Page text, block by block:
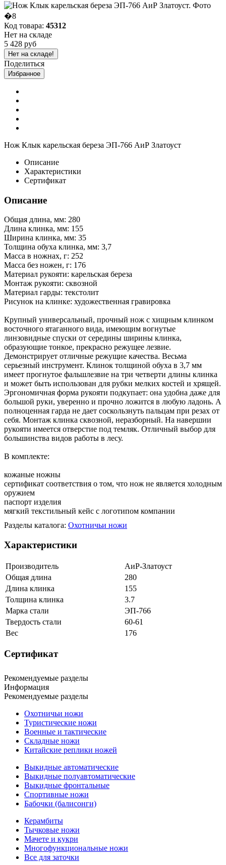
Код товара: 45312
Нет на складе
5 428 руб
Нет на складе!
Поделиться
Избранное
Нож Клык карельская береза ЭП-766 АиР Златоуст
Описание
Характеристики
Сертификат
Описание
Общая длина, мм: 280
Длина клинка, мм: 155
Ширина клинка, мм: 35
Толщина обуха клинка, мм: 3,7
Масса в ножнах, г: 252
Масса без ножен, г: 176
Материал рукояти: карельская береза
Монтаж рукояти: сквозной
Материал гарды: текстолит
Рисунок на клинке: художественная гравировка
Крупный универсальный, прочный нож с хищным клинком
восточного ятаганного вида, имеющим вогнутые
линзовидные спуски от середины ширины клинка,
образующие тонкое, прекрасно режущее лезвие.
Демонстрирует отличные режущие качества. Весьма
серьезный инструмент. Клинок толщиной обуха в 3,7 мм
имеет прогнутое фальшлезвие на три четверти длины клинка
и может быть использован для рубки мелких костей и хрящей.
Эргономичная форма рукояти подкупает: она удобна даже для
большой руки, уверенно и прочно ложится в любую ладонь. А
полноценная гарда не дает соскользнуть пальцам при резах от
себя. Монтаж клинка сквозной, неразборный. На навершии
рукояти имеется отверстие под темляк. Отличный выбор для
большинства видов работы в лесу.
В комплекте:
кожаные ножны
сертификат соответствия о том, что нож не является холодным
оружием
паспорт изделия
мягкий текстильный кейс с логотипом компании
Разделы каталога: Охотничьи ножи
Характеристики
Производитель
АиР-Златоуст
Общая длина
280
Длина клинка
155
Толщина клинка
3.7
Марка стали
ЭП-766
Твердость стали
60-61
Вес
176
Сертификат
Рекомендуемые разделы
Информация
Рекомендуемые разделы
Охотничьи ножи
Туристические ножи
Военные и тактические
Складные ножи
Китайские реплики ножей
Выкидные автоматические
Выкидные полуавтоматические
Выкидные фронтальные
Спортивные ножи
Бабочки (балисонги)
Керамбиты
Тычковые ножи
Мачете и кукри
Многофункциональные ножи
Все для заточки